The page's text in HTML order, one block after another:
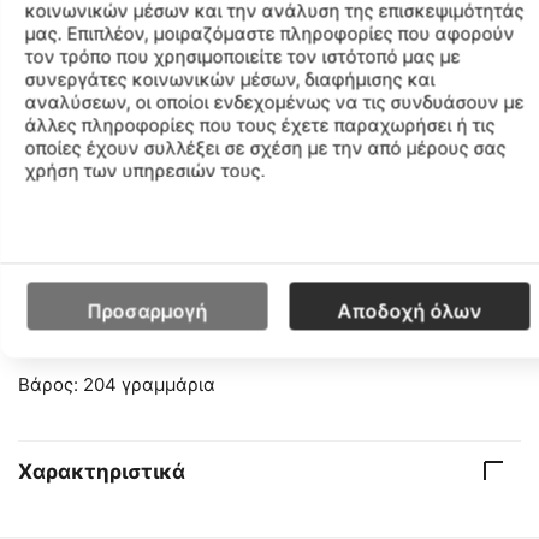
Προδιαγραφές
Βιωσιμότητα: Αυτό το στυλ είναι οικολογικό δηλαδή
αφορά στο κίνημα των Βίγκαν (Χορτοφάγων) και
περιλαμβάνει ανακυκλωμένα υλικά
Το μοντέλο αυτό είναι vegan. Δεν έχουν χρησιμοποιηθεί
ζωικά προϊόντα για την κατασκευή του και δεν έχουν
Κατηγορία: Ουδέτερο/Κατάλληλο για Αγώνες
Διαφορά φτέρνας – δακτύλων 8 χιλιοστά (39,5/ 31,5
Βάρος: 204 γραμμάρια
Χαρακτηριστικά
κοινωνικών μέσων και την ανάλυση της επισκεψιμότητάς
μας. Επιπλέον, μοιραζόμαστε πληροφορίες που αφορούν
τον τρόπο που χρησιμοποιείτε τον ιστότοπό μας με
συνεργάτες κοινωνικών μέσων, διαφήμισης και
αναλύσεων, οι οποίοι ενδεχομένως να τις συνδυάσουν με
άλλες πληροφορίες που τους έχετε παραχωρήσει ή τις
οποίες έχουν συλλέξει σε σχέση με την από μέρους σας
χρήση των υπηρεσιών τους.
Προσαρμογή Αποδοχή όλων